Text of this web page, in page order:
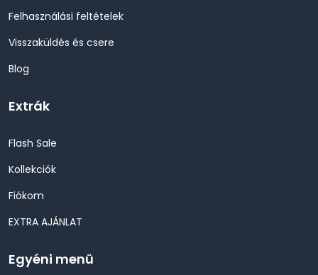
Felhasználási feltételek
Visszaküldés és csere
Blog
Extrák
Flash Sale
Kollekciók
Fiókom
EXTRA AJÁNLAT
Egyéni menü